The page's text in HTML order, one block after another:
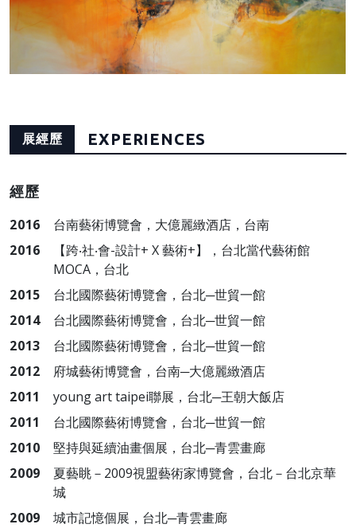
展經歷 EXPERIENCES
經歷
2016
台南藝術博覽會，大億麗緻酒店，台南
2016
【跨‧社‧會-設計+ X 藝術+】，台北當代藝術館
MOCA，台北
2015
台北國際藝術博覽會，台北─世貿一館
2014
台北國際藝術博覽會，台北─世貿一館
2013
台北國際藝術博覽會，台北─世貿一館
2012
府城藝術博覽會，台南─大億麗緻酒店
2011
young art taipei聯展，台北─王朝大飯店
2011
台北國際藝術博覽會，台北─世貿一館
2010
堅持與延續油畫個展，台北─青雲畫廊
2009
夏藝眺－2009視盟藝術家博覽會，台北－台北京華
城
2009
城市記憶個展，台北─青雲畫廊